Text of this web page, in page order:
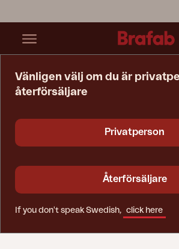
Vänligen välj om du är
återförsäljare
Privatperson
Återförsäljare
If you don't speak Swedish, click here